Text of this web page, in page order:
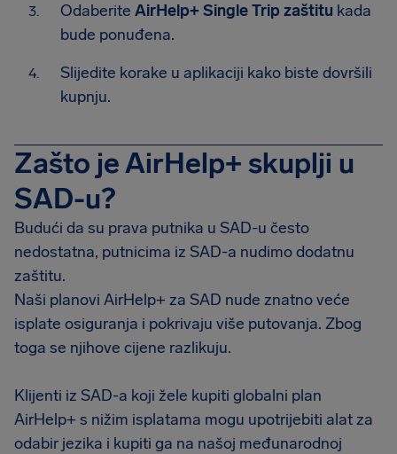
Odaberite AirHelp+ Single Trip zaštitu kada
bude ponuđena.
Slijedite korake u aplikaciji kako biste dovršili
kupnju.
Zašto je AirHelp+ skuplji u
SAD-u?
Budući da su prava putnika u SAD-u često
nedostatna, putnicima iz SAD-a nudimo dodatnu
zaštitu.
Naši planovi AirHelp+ za SAD nude znatno veće
isplate osiguranja i pokrivaju više putovanja. Zbog
toga se njihove cijene razlikuju.
Klijenti iz SAD-a koji žele kupiti globalni plan
AirHelp+ s nižim isplatama mogu upotrijebiti alat za
odabir jezika i kupiti ga na našoj međunarodnoj